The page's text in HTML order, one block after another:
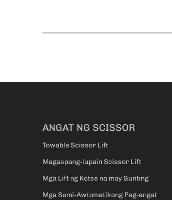
ANGAT NG SCISSOR
Towable Scissor Lift
Magaspang-lupain Scissor Lift
Mga Lift ng Kotse na may Gunting
Mga Semi-Awtomatikong Pag-angat